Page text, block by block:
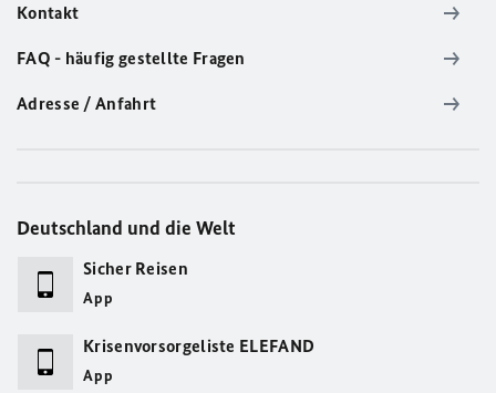
Kontakt
FAQ - häufig gestellte Fragen
Adresse / Anfahrt
Deutschland und die Welt
Sicher Reisen
App
Krisenvorsorgeliste ELEFAND
App